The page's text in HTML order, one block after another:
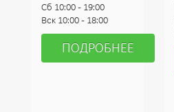
Сб 10:00 - 19:00
Вск 10:00 - 18:00
ПОДРОБНЕЕ